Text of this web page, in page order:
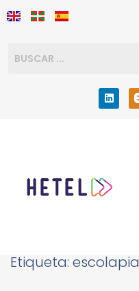
Etiqueta: escolapia